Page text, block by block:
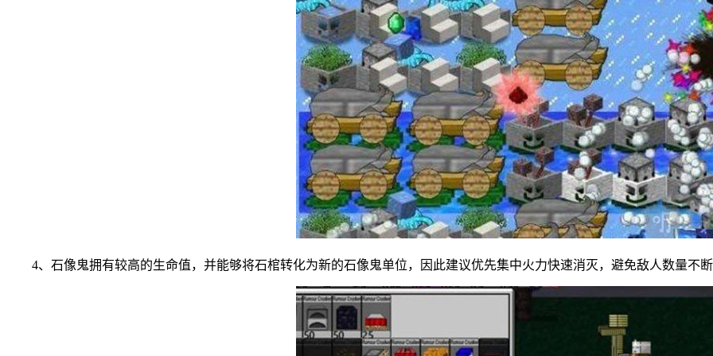
4、石像鬼拥有较高的生命值，并能够将石棺转化为新的石像鬼单位，因此建议优先集中火力快速消灭，避免敌人数量不